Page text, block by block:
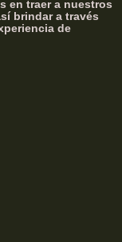
en traer a nuestros
brindar a través
de